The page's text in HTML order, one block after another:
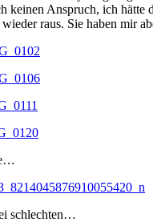
keinen Anspruch, ich
raus. Sie haben mir
schlechten…